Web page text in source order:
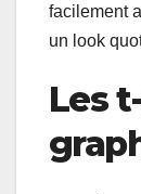
facilement
un look
Les